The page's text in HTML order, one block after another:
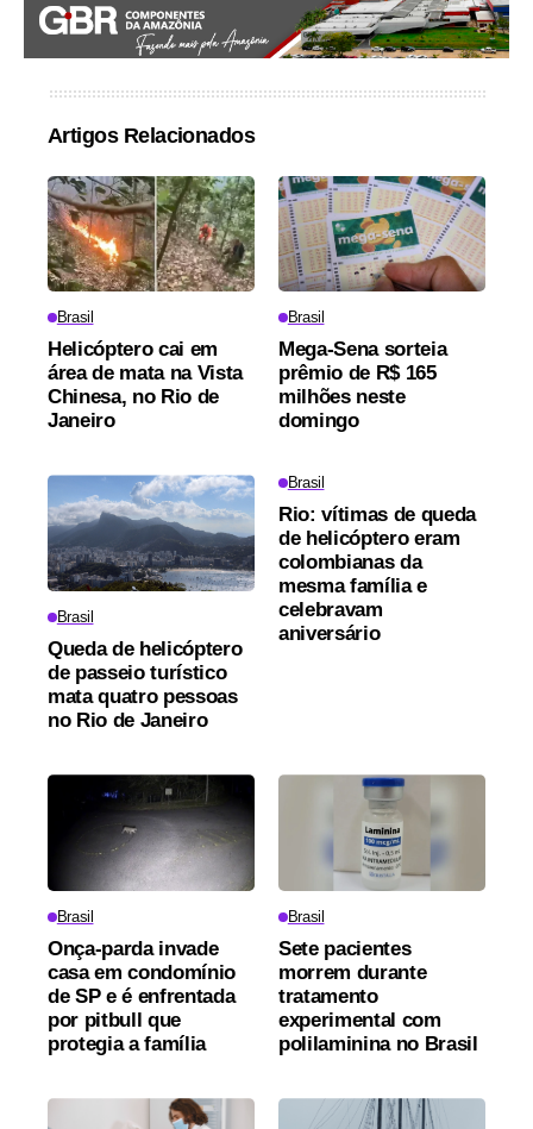
Artigos Relacionados
Brasil
Helicóptero cai em
área de mata na Vista
Chinesa, no Rio de
Janeiro
Brasil
Mega-Sena sorteia
prêmio de R$ 165
milhões neste
domingo
Brasil
Queda de helicóptero
de passeio turístico
mata quatro pessoas
no Rio de Janeiro
Brasil
Rio: vítimas de queda
de helicóptero eram
colombianas da
mesma família e
celebravam
aniversário
Brasil
Onça-parda invade
casa em condomínio
de SP e é enfrentada
por pitbull que
protegia a família
Brasil
Sete pacientes
morrem durante
tratamento
experimental com
polilaminina no Brasil